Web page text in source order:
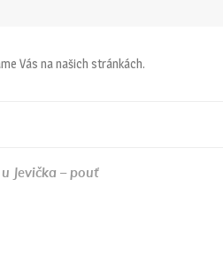
Vás na našich stránkách.
Jevička – pouť